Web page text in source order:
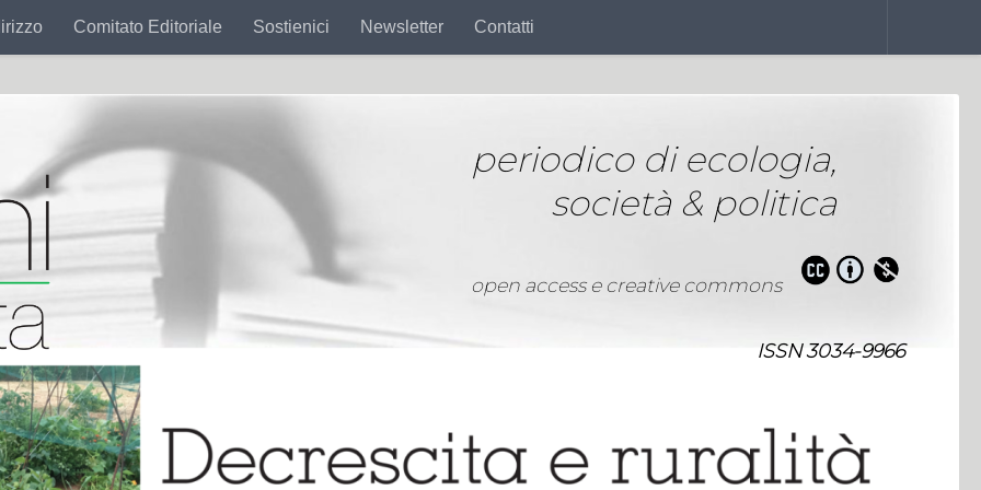
Comitato Editoriale Sostienici Newsletter Contatti
periodico di ecologia,
società & politica
open access e creative commons
ISSN 3034-9966